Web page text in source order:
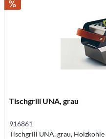
Tischgrill UNA, grau
916861
Tischgrill UNA, grau,